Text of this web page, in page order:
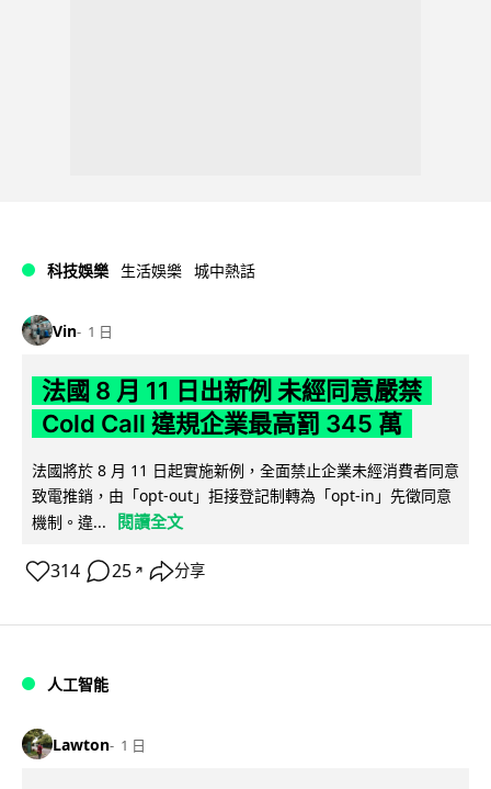
科技娛樂 生活娛樂 城中熱話
Vin 1 日
法國 8 月 11 日出新例 未經同意嚴禁
Cold Call 違規企業最高罰 345 萬
法國將於 8 月 11 日起實施新例，全面禁止企業未經消費者同意
致電推銷，由「opt-out」拒接登記制轉為「opt-in」先徵同意
機制。違...
閱讀全文
314 25 ↗ 分享
人工智能
Lawton 1 日